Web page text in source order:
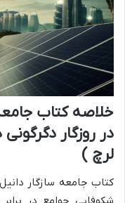
خلاصه کتاب
در روزگار
لرچ )
کتاب جامعه سازگار